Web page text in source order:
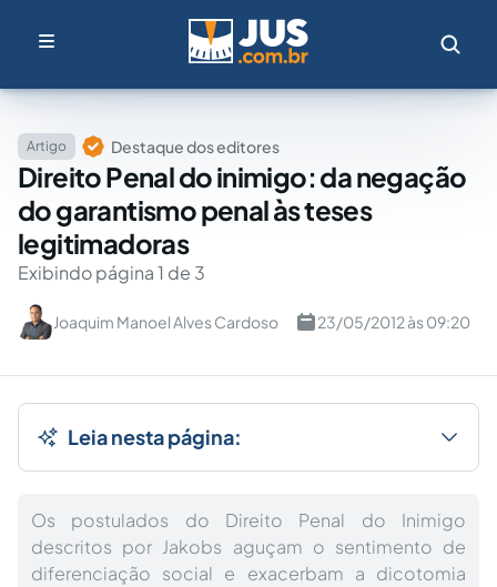
Artigo Destaque dos editores
Direito Penal do inimigo: da negação
do garantismo penal às teses
legitimadoras
Exibindo página 1 de 3
Joaquim Manoel Alves Cardoso 23/05/2012 às 09:20
Leia nesta página:
Os postulados do Direito Penal do Inimigo
descritos por Jakobs aguçam o sentimento de
diferenciação social e exacerbam a dicotomia